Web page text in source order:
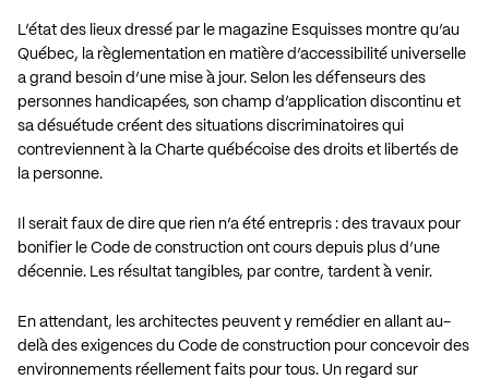
L’état des lieux dressé par le magazine Esquisses montre qu’au
Québec, la règlementation en matière d’accessibilité universelle
a grand besoin d’une mise à jour. Selon les défenseurs des
personnes handicapées, son champ d’application discontinu et
sa désuétude créent des situations discriminatoires qui
contreviennent à la Charte québécoise des droits et libertés de
la personne.
Il serait faux de dire que rien n’a été entrepris : des travaux pour
bonifier le Code de construction ont cours depuis plus d’une
décennie. Les résultat tangibles, par contre, tardent à venir.
En attendant, les architectes peuvent y remédier en allant au-
delà des exigences du Code de construction pour concevoir des
environnements réellement faits pour tous. Un regard sur